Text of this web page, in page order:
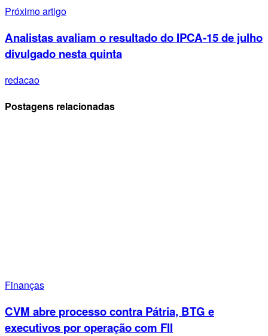
Próximo artigo
Analistas avaliam o resultado do IPCA-15 de julho
divulgado nesta quinta
redacao
Postagens relacionadas
Finanças
CVM abre processo contra Pátria, BTG e
executivos por operação com FII